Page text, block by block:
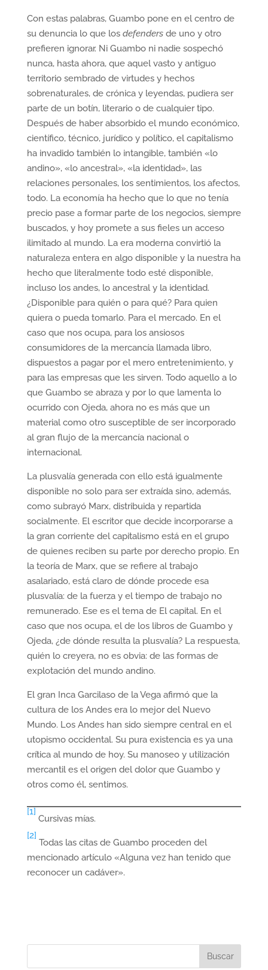
Con estas palabras, Guambo pone en el centro de
su denuncia lo que los defendersde uno y otro
prefieren ignorar. Ni Guambo ni nadie sospechó
nunca, hasta ahora, que aquel vasto y antiguo
territorio sembrado de virtudes y hechos
sobrenaturales, de crónica y leyendas, pudiera ser
parte de un botín, literario o de cualquier tipo.
Después de haber absorbido el mundo económico,
científico, técnico, jurídico y político, el capitalismo
ha invadido también lo intangible, también «lo
andino», «lo ancestral», «la identidad», las
relaciones personales, los sentimientos, los afectos,
todo. La economía ha hecho que lo que no tenía
precio pase a formar parte de los negocios, siempre
buscados, y hoy promete a sus fieles un acceso
ilimitado al mundo. La era moderna convirtió la
naturaleza entera en algo disponible y la nuestra ha
hecho que literalmente todo esté disponible,
incluso los andes, lo ancestral y la identidad.
¿Disponible para quién o para qué? Para quien
quiera o pueda tomarlo. Para el mercado. En el
caso que nos ocupa, para los ansiosos
consumidores de la mercancía llamada libro,
dispuestos a pagar por el mero entretenimiento, y
para las empresas que les sirven. Todo aquello a lo
que Guambo se abraza y por lo que lamenta lo
ocurrido con Ojeda, ahora no es más que un
material como otro susceptible de ser incorporado
al gran flujo de la mercancía nacional o
internacional.
La plusvalía generada con ello está igualmente
disponible no solo para ser extraída sino, además,
como subrayó Marx, distribuida y repartida
socialmente. El escritor que decide incorporarse a
la gran corriente del capitalismo está en el grupo
de quienes reciben su parte por derecho propio. En
la teoría de Marx, que se refiere al trabajo
asalariado, está claro de dónde procede esa
plusvalía: de la fuerza y el tiempo de trabajo no
remunerado. Ese es el tema de El capital. En el
caso que nos ocupa, el de los libros de Guambo y
Ojeda, ¿de dónde resulta la plusvalía? La respuesta,
quién lo creyera, no es obvia: de las formas de
explotación del mundo andino.
El gran Inca Garcilaso de la Vega afirmó que la
cultura de los Andes era lo mejor del Nuevo
Mundo. Los Andes han sido siempre central en el
utopismo occidental. Su pura existencia es ya una
crítica al mundo de hoy. Su manoseo y utilización
mercantil es el origen del dolor que Guambo y
otros como él, sentimos.
[1]
Cursivas mías.
[2]
Todas las citas de Guambo proceden del
mencionado artículo «Alguna vez han tenido que
reconocer un cadáver».